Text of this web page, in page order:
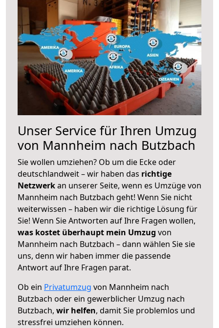
Unser Service für Ihren Umzug
von Mannheim nach Butzbach
Sie wollen umziehen? Ob um die Ecke oder
deutschlandweit – wir haben das richtige
Netzwerkan unserer Seite, wenn es Umzüge von
Mannheim nach Butzbach geht! Wenn Sie nicht
weiterwissen – haben wir die richtige Lösung für
Sie! Wenn Sie Antworten auf Ihre Fragen wollen,
was kostet überhaupt mein Umzug von
Mannheim nach Butzbach – dann wählen Sie sie
uns, denn wir haben immer die passende
Antwort auf Ihre Fragen parat.
Ob ein Privatumzug von Mannheim nach
Butzbach oder ein gewerblicher Umzug nach
Butzbach, wir helfen, damit Sie problemlos und
stressfrei umziehen können.